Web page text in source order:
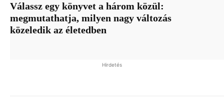
Válassz egy könyvet a három közül:
megmutathatja, milyen nagy változás
közeledik az életedben
Hirdetés